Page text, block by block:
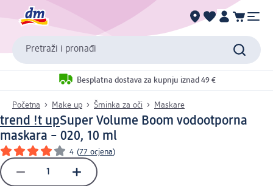
Pretraži i pronađi
Besplatna dostava za kupnju iznad 49 €
Početna Make up Šminka za oči Maskare
trend !t upSuper Volume Boom vodootporna
maskara – 020, 10 ml
4 (77 ocjena)